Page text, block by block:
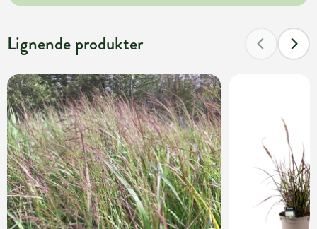
Lignende produkter